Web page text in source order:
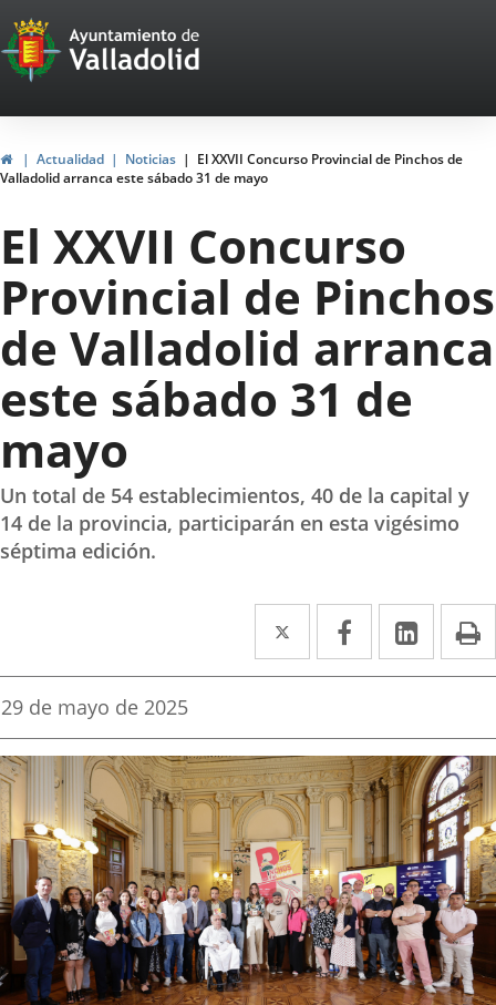
Portal
Web
del
Ayuntamiento
de
Valladolid
InicioActualidad Noticias
El XXVII Concurso Provincial de Pinchos de
Valladolid arranca este sábado 31 de mayo
El XXVII Concurso
Provincial de Pinchos
de Valladolid arranca
este sábado 31 de
mayo
Un total de 54 establecimientos, 40 de la capital y
14 de la provincia, participarán en esta vigésimo
séptima edición.
Twitter
Enlace
a
aplicación
externa.
Facebook
Enlace
a
aplicación
externa.
Enlace
a
Fecha
la
noticia
29 de mayo de 2025